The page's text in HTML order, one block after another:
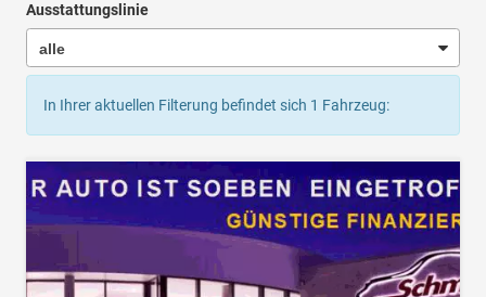
Ausstattungslinie
In Ihrer aktuellen Filterung befindet sich 1 Fahrzeug: